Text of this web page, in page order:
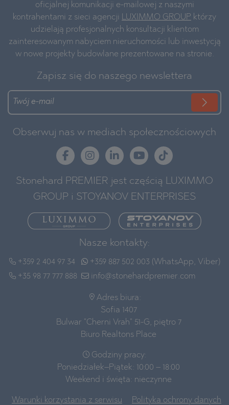
oficjalnej komunikacji e-mailowej z naszymi
kontrahentami z sieci agencji LUXIMMO GROUP którzy
udzielają profesjonalnych konsultacji klientom
zainteresowanym nabyciem nieruchomości lub inwestycją
w nowe projekty budowlane prezentowane na stronie.
Zapisz się do naszego newslettera
Obserwuj nas w mediach społecznościowych
Stonehard PREMIER jest częścią LUXIMMO
GROUP i STOYANOV ENTERPRISES
Nasze kontakty:
+359 2 404 97 34
+35 98 77 777 888
+359 887 502 003 (WhatsApp, Viber)
info@stonehardpremier.com
Adres biura:
Sofia 1407
Bulwar "Cherni Vrah" 51-G, piętro 7
Biuro Realtons Place
Godziny pracy:
Poniedziałek–Piątek: 10:00 – 18:00
Weekend i święta: nieczynne
Warunki korzystania z serwisu Polityka ochrony danych